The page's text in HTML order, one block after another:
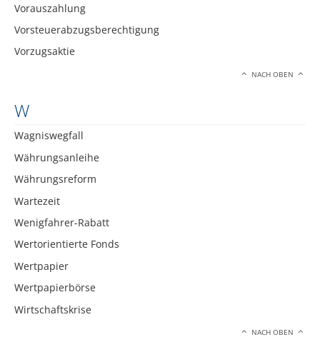
Vorauszahlung
Vorsteuerabzugsberechtigung
Vorzugsaktie
NACH OBEN
W
Wagniswegfall
Währungsanleihe
Währungsreform
Wartezeit
Wenigfahrer-Rabatt
Wertorientierte Fonds
Wertpapier
Wertpapierbörse
Wirtschaftskrise
NACH OBEN